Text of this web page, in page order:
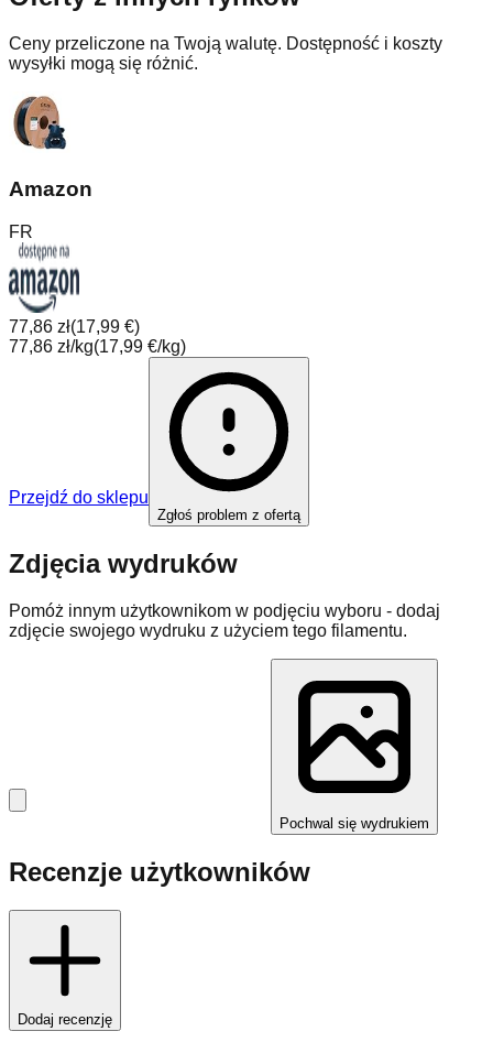
Ceny przeliczone na Twoją walutę. Dostępność i koszty
wysyłki mogą się różnić.
Amazon
FR
77,86 zł(17,99 €)
77,86 zł/kg(17,99 €/kg)
Przejdź do sklepu
Zgłoś problem z ofertą
Zdjęcia wydruków
Pomóż innym użytkownikom w podjęciu wyboru - dodaj
zdjęcie swojego wydruku z użyciem tego filamentu.
Pochwal się wydrukiem
Recenzje użytkowników
Dodaj recenzję